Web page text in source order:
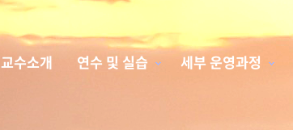
교수소개 연수 및 실습 세부 운영과정